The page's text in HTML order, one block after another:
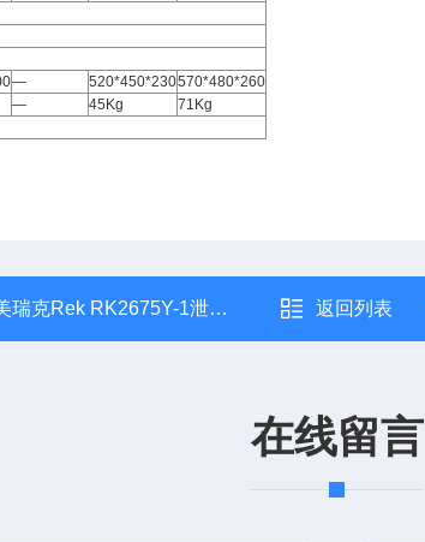
— 520*450*230570*480*260
— 45Kg
71Kg
RK2675Y-1泄漏电流测试仪 返回列表
在线留言